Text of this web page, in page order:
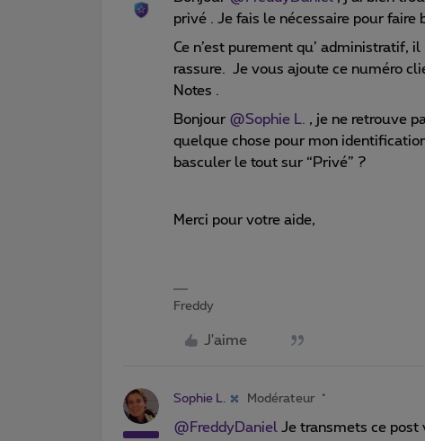
privé . Je fais le nécessaire pour
Ce n’est purement qu’ administratif,
rassure. Je vous ajoute ce numéro
Notes .
Bonjour @Sophie L.
, je ne retrouve
quelque chose pour mon
basculer le tout sur “Privé” ?
Merci pour votre aide,
Freddy
J'aime
Sophie L. Modérateur
@FreddyDaniel Je transmets ce post